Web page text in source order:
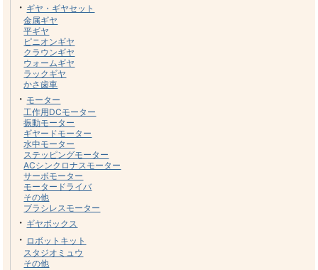
・ ギヤ・ギヤセット
金属ギヤ
平ギヤ
ピニオンギヤ
クラウンギヤ
ウォームギヤ
ラックギヤ
かさ歯車
・ モーター
工作用DCモーター
振動モーター
ギヤードモーター
水中モーター
ステッピングモーター
ACシンクロナスモーター
サーボモーター
モータードライバ
その他
ブラシレスモーター
・ ギヤボックス
・ ロボットキット
スタジオミュウ
その他